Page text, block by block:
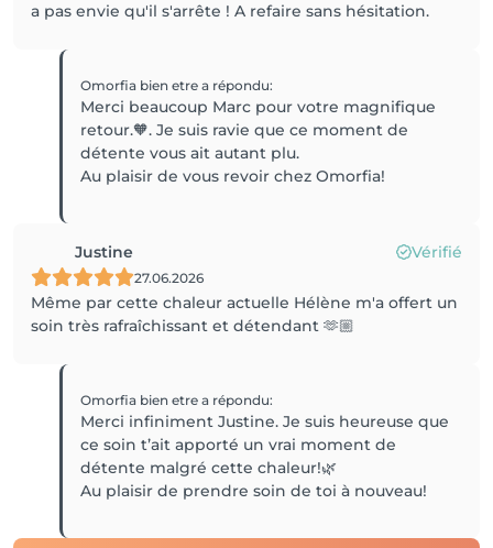
a pas envie qu'il s'arrête ! A refaire sans hésitation.
Omorfia bien etrea répondu:
Merci beaucoup Marc pour votre magnifique
retour.🧡. Je suis ravie que ce moment de
détente vous ait autant plu.
Au plaisir de vous revoir chez Omorfia!
Justine Vérifié
27.06.2026
Même par cette chaleur actuelle Hélène m'a offert un
soin très rafraîchissant et détendant 🫶🏼
Omorfia bien etrea répondu:
Merci infiniment Justine. Je suis heureuse que
ce soin t’ait apporté un vrai moment de
détente malgré cette chaleur!🌿
Au plaisir de prendre soin de toi à nouveau!